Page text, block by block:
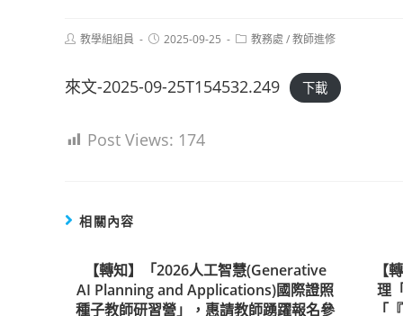
Post教學組組員
Post2025-09-25
Post教務處 /教師進修
來文-2025-09-25T154532.249 下載
Post Views: 174
相關內容
【轉知】「2026人工智慧(Generative
AI Planning and Applications)國際證照
種子教師研習營」，惠請教師踴躍報名參
【
理
「